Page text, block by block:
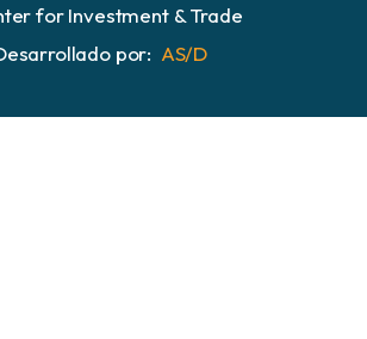
for Investment & Trade
por: AS/D